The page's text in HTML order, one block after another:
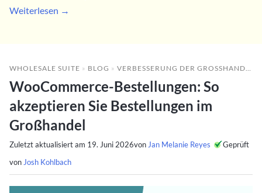
Weiterlesen →
WHOLESALE SUITE » BLOG » VERBESSERUNG DER GROSSHANDELSLEISTUNG
WooCommerce-Bestellungen: So
akzeptieren Sie Bestellungen im
Großhandel
Zuletzt aktualisiert am 19. Juni 2026von Jan Melanie Reyes
Geprüft
von Josh Kohlbach